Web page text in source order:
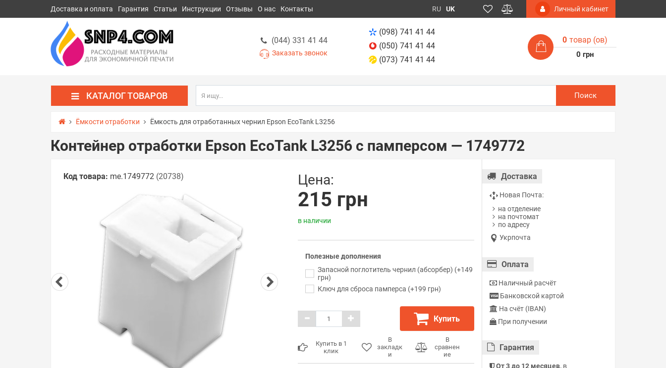
Доставка и оплата Гарантия Статьи Инструкции Отзывы О нас Контакты RU UK Личный кабинет
(044) 331 41 44
Заказать звонок
(098) 741 41 44
(050) 741 41 44
(073) 741 41 44
0 товар (ов)
0 грн
КАТАЛОГ ТОВАРОВ Поиск
Ёмкости отработки Ёмкость для отработанных чернил Epson EcoTank L3256
Контейнер отработки Epson EcoTank L3256 с памперсом — 1749772
Код товара: me.1749772 (20738) Цена:
215 грн
в наличии
Полезные дополнения
Запасной поглотитель чернил (абсорбер) (+149
грн)
Ключ для сброса памперса (+199 грн)
Купить
Купить в 1
клик
В
закладк
и
В
сравнен
ие
Доставка
Новая Почта:
на отделение
на почтомат
по адресу
Укрпочта
Оплата
Наличный расчёт
Банковской картой
На счёт (IBAN)
При получении
Гарантия
От 3 до 12 месяцев,в